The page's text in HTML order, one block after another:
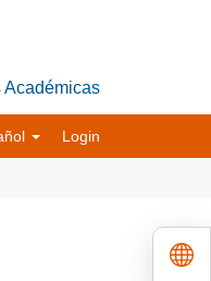
Académicas
Login